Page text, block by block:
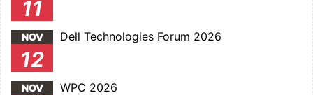
11
NOV
12
Dell Technologies Forum 2026
NOV WPC 2026